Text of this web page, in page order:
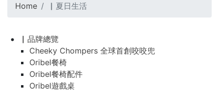
Home ▏夏日生活
▏品牌總覽
Cheeky Chompers 全球首創咬咬兜
Oribel餐椅
Oribel餐椅配件
Oribel遊戲桌